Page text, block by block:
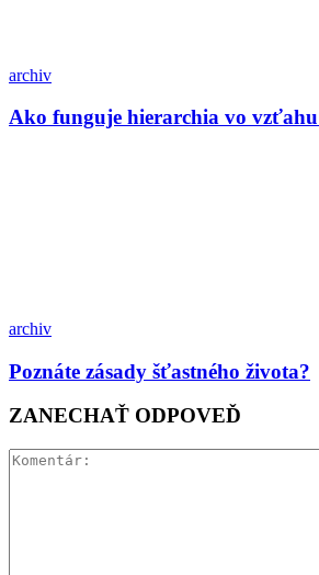
archiv
Ako funguje hierarchia vo vzťahu
archiv
Poznáte zásady šťastného života?
ZANECHAŤ ODPOVEĎ